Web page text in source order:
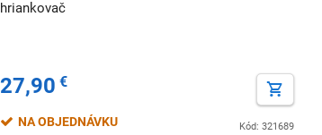
hriankovač
27,90 €
Kód: 321689
NA OBJEDNÁVKU